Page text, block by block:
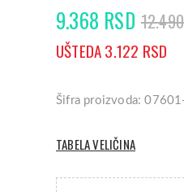
9.368 RSD
UŠTEDA 3.122 RSD
Šifra proizvoda:
TABELA VELIČINA